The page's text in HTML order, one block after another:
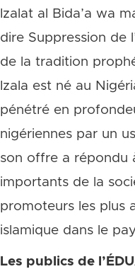
Izalat al Bida’a wa
dire Suppression de
de la tradition
Izala est né au
pénétré en
nigériennes par un
son offre a répondu
importants de la
promoteurs les plus
islamique dans le
Les publics de